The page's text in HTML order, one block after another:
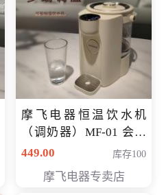
摩飞电器恒温饮水机
（调奶器）MF-01 会员
专享价366元
449.00 库存100
摩飞电器专卖店